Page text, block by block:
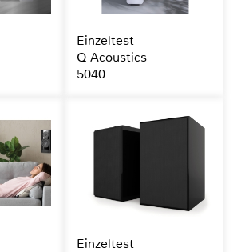
Einzeltest
Q Acoustics
5040
Einzeltest